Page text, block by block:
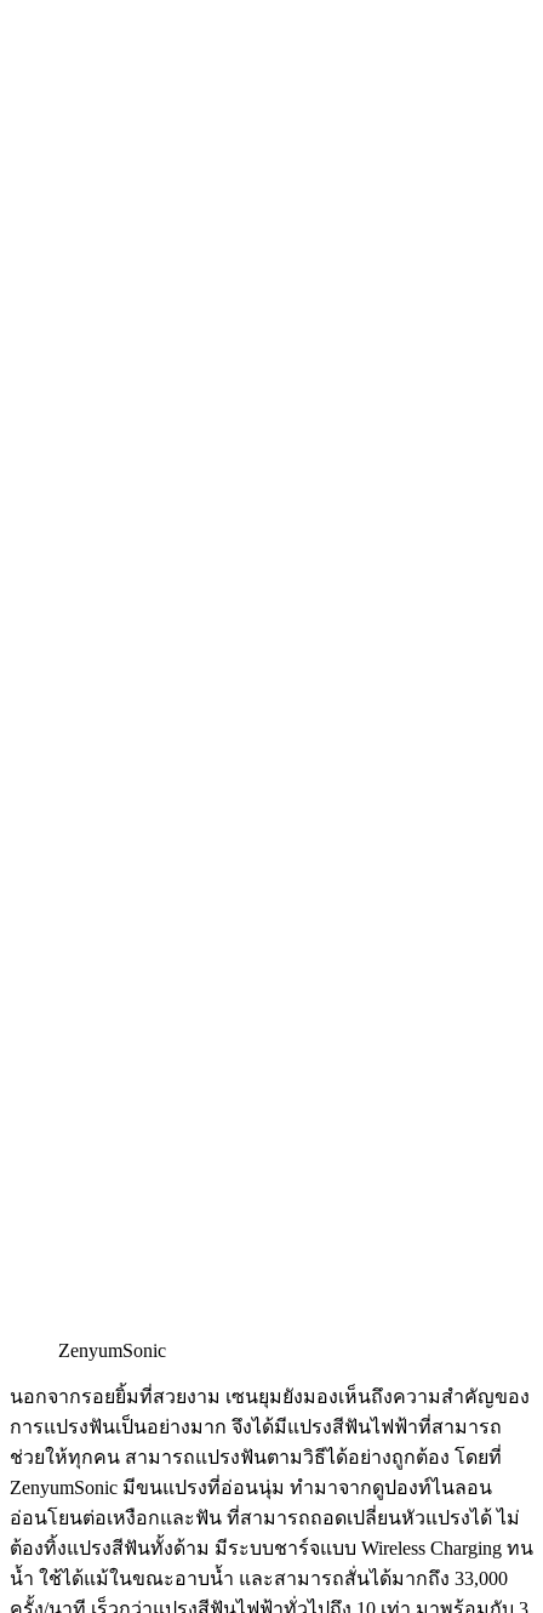
ZenyumSonic
นอกจากรอยยิ้มที่สวยงาม เซนยุมยังมองเห็นถึงความสำคัญของ
การแปรงฟันเป็นอย่างมาก จึงได้มีแปรงสีฟันไฟฟ้าที่สามารถ
ช่วยให้ทุกคน สามารถแปรงฟันตามวิธีได้อย่างถูกต้อง โดยที่
ZenyumSonic มีขนแปรงที่อ่อนนุ่ม ทำมาจากดูปองท์ไนลอน
อ่อนโยนต่อเหงือกและฟัน ที่สามารถถอดเปลี่ยนหัวแปรงได้ ไม่
ต้องทิ้งแปรงสีฟันทั้งด้าม มีระบบชาร์จแบบ Wireless Charging ทน
น้ำ ใช้ได้แม้ในขณะอาบน้ำ และสามารถสั่นได้มากถึง 33,000
ครั้ง/นาที เร็วกว่าแปรงสีฟันไฟฟ้าทั่วไปถึง 10 เท่า มาพร้อมกับ 3